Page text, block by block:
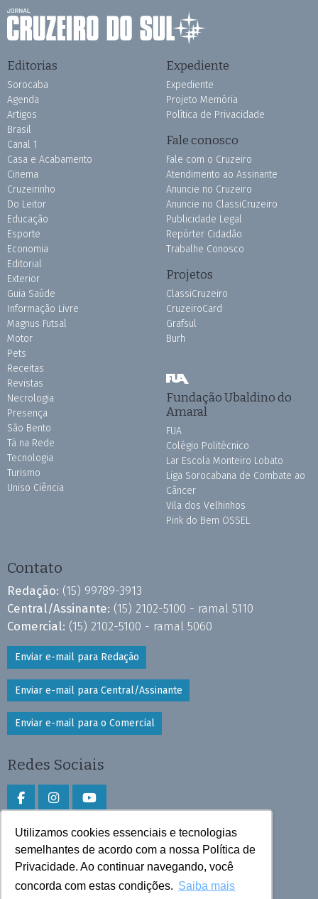
Utilizamos cookies essenciais e tecnologias
semelhantes de acordo com a nossa Política de
Privacidade. Ao continuar navegando, você
concorda com estas condições. Saiba mais
Editorias
Sorocaba
Agenda
Artigos
Brasil
Canal 1
Casa e Acabamento
Cinema
Cruzeirinho
Do Leitor
Educação
Esporte
Economia
Editorial
Exterior
Guia Saúde
Informação Livre
Magnus Futsal
Motor
Pets
Receitas
Revistas
Necrologia
Presença
São Bento
Tá na Rede
Tecnologia
Turismo
Uniso Ciência
Expediente
Expediente
Projeto Memória
Política de Privacidade
Fale conosco
Fale com o Cruzeiro
Atendimento ao Assinante
Anuncie no Cruzeiro
Anuncie no ClassiCruzeiro
Publicidade Legal
Repórter Cidadão
Trabalhe Conosco
Projetos
ClassiCruzeiro
CruzeiroCard
Grafsul
Burh
Fundação Ubaldino do
Amaral
FUA
Colégio Politécnico
Lar Escola Monteiro Lobato
Liga Sorocabana de Combate ao
Câncer
Vila dos Velhinhos
Pink do Bem OSSEL
Contato
Redação: (15) 99789-3913
Central/Assinante: (15) 2102-5100 - ramal 5110
Comercial: (15) 2102-5100 - ramal 5060
Enviar e-mail para Redação
Enviar e-mail para Central/Assinante
Enviar e-mail para o Comercial
Redes Sociais
Faça download do aplicativo
Play Store e App Store